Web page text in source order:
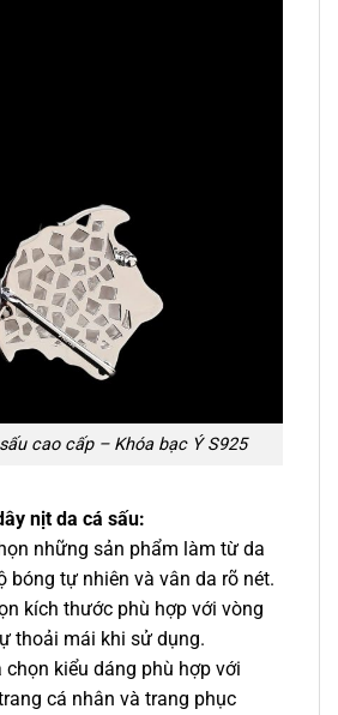
cao cấp – Khóa bạc Ý S925
nịt da cá sấu:
những sản phẩm làm từ da
bóng tự nhiên và vân da rõ nét.
kích thước phù hợp với vòng
thoải mái khi sử dụng.
kiểu dáng phù hợp với
cá nhân và trang phục